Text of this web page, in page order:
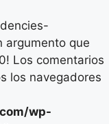
argumento que
Los comentarios
los navegadores
wp-